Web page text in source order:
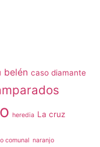
belén caso diamante
heredia La cruz
comunal naranjo